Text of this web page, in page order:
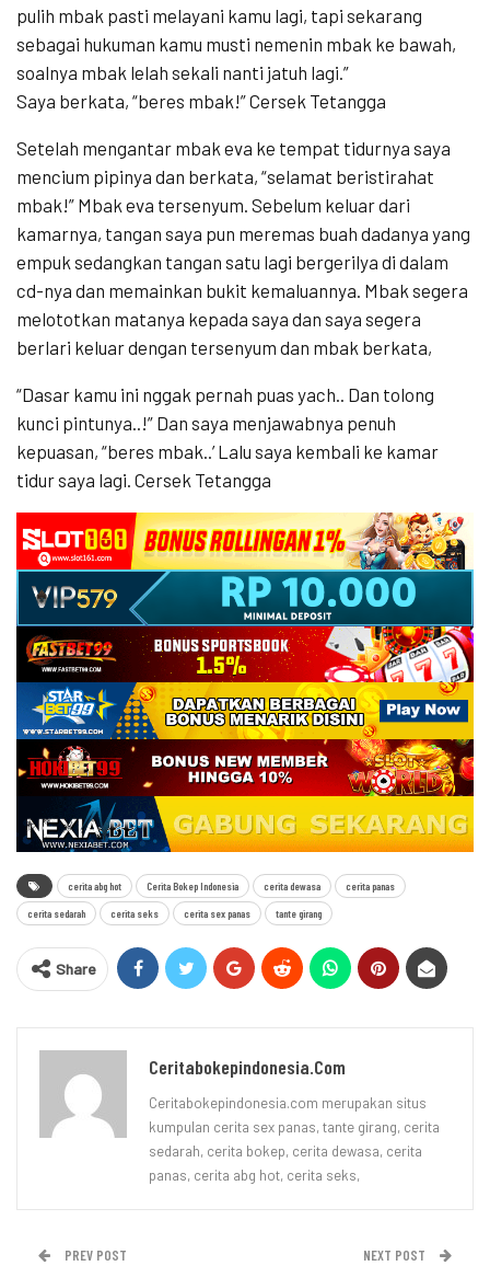
pulih mbak pasti melayani kamu lagi, tapi sekarang
sebagai hukuman kamu musti nemenin mbak ke bawah,
soalnya mbak lelah sekali nanti jatuh lagi.”
Saya berkata, “beres mbak!” Cersek Tetangga
Setelah mengantar mbak eva ke tempat tidurnya saya
mencium pipinya dan berkata, “selamat beristirahat
mbak!” Mbak eva tersenyum. Sebelum keluar dari
kamarnya, tangan saya pun meremas buah dadanya yang
empuk sedangkan tangan satu lagi bergerilya di dalam
cd-nya dan memainkan bukit kemaluannya. Mbak segera
melototkan matanya kepada saya dan saya segera
berlari keluar dengan tersenyum dan mbak berkata,
“Dasar kamu ini nggak pernah puas yach.. Dan tolong
kunci pintunya..!” Dan saya menjawabnya penuh
kepuasan, “beres mbak..’ Lalu saya kembali ke kamar
tidur saya lagi. Cersek Tetangga
cerita abg hot Cerita Bokep Indonesia cerita dewasa cerita panas
cerita sedarah cerita seks cerita sex panas tante girang
Share
Ceritabokepindonesia.com
Ceritabokepindonesia.com merupakan situs
kumpulan cerita sex panas, tante girang, cerita
sedarah, cerita bokep, cerita dewasa, cerita
panas, cerita abg hot, cerita seks,
PREV POST NEXT POST